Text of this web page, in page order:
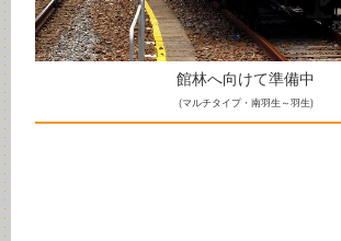
館林へ向けて準備中
(マルチタイプ・南羽生～羽生)